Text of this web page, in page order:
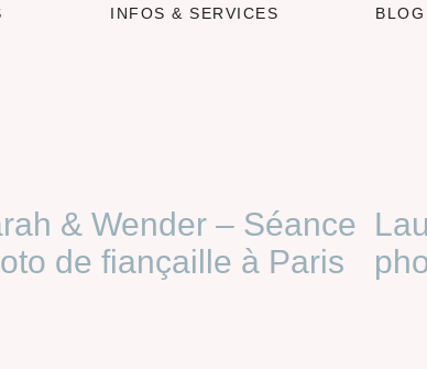
INFOS & SERVICES BLOG
& Wender​ – Séance
de fiançaille à Paris